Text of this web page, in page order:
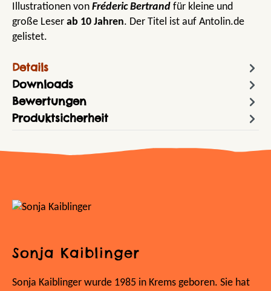
Illustrationen von Fréderic Bertrand für kleine und
große Leser ab 10 Jahren. Der Titel ist auf Antolin.de
gelistet.
Details
Downloads
Bewertungen
Produktsicherheit
Sonja Kaiblinger
Sonja Kaiblinger wurde 1985 in Krems geboren. Sie hat